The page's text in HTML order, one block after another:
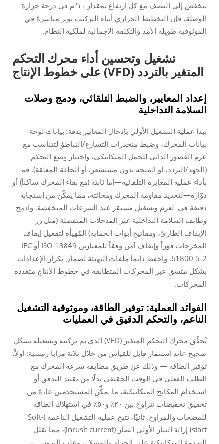
ينخفض إلى النصف مع كل ارتفاع بمقدار ١٠°م في درجة حرارة
الوصلة، فإن التخطيط الحراري أثناء التركيب يؤثر مباشرةً في
الموثوقية طويلة الأمد والتكلفة الإجمالية لملكية النظام.
تشغيل وتحسين أداء محرك التحكم
المتغير بالتردد (VFD) على خطوط الإنتاج
إعداد المعايير، والضبط التلقائي، ودمج وصلات
السلامة التداخلية
تبدأ عملية التشغيل الأولي بإدخال المعايير بدقة: بيانات لوحة
بيانات المحرك، وضبط منحدرات التسارع/التباطؤ لتتناسب مع
عزم القصور الذاتي للحمل الميكانيكي، واختيار وضع التحكم
(الجهد/التردد، أو المتجه بدون مستشعر، أو الحلقة المغلقة). قم
بأداء عملية المعايرة التلقائية—إما ثابتة (مع بقاء المحرك ساكناً) أو
دوّارة—لتحديد مقاومة المحرك ومحاثته، مما يمكّن من استجابة
دقيقة في العزم وتشغيل مستقر عند السرعات المنخفضة. وادمج
وظائف السلامة التداخلية عبر المدخلات المنفصلة (مثل زر
الإيقاف الطارئ، ومفاتيح أبواب الحماية) المُهيأة لتفعيل إيقاف
المخرجات فوراً وإيقاف آمن وفقاً للمعيارين ISO 13849 أو IEC
61800-5-2. واحفظ دائماً ملفات التهيئة لضمان تكرار الإعدادات
بشكل متسق عبر المحركات المتطابقة في خطوط الإنتاج متعددة
المحركات.
الفوائد العملية: توفير الطاقة، وموثوقية التشغيل
الناعم، والتحكم الدقيق في العمليات
يُحقِّق محرك التحكم المتغير (VFD) الذي تم تركيبه وتشغيله بشكل
صحيح عائد استثمار قابل للقياس من خلال ثلاثة مزايا رئيسية: أولاً،
توفير الطاقة — وذلك عن طريق مطابقة سرعة المحرك مع
الطلب الفعلي في الوقت الحقيقي بدلًا من تقييد التدفق أو
استخدام المكابح الميكانيكية، ما يمكِّن المستخدمين عادةً من
تحقيق تخفيضات تتراوح بين ٢٠٪ و٥٠٪ في استهلاك الطاقة
للمضخات والمراوح. ثانيًا، تتيح عملية التشغيل الناعمة (Soft-
start) إزالة التيار الأولي الضار (inrush current)، مما يقلل
الصدمة الميكانيكية على الحزام والوصلات وعلب التروس —